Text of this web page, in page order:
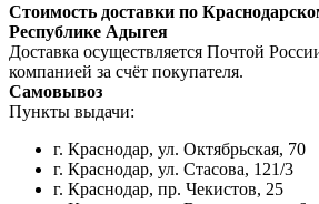
Стоимость доставки по
Республике Адыгея
Доставка осуществляется Почтой
компанией за счёт покупателя.
Самовывоз
Пункты выдачи:
г. Краснодар, ул. Октябрьская, 70
г. Краснодар, ул. Стасова, 121/3
г. Краснодар, пр. Чекистов, 25